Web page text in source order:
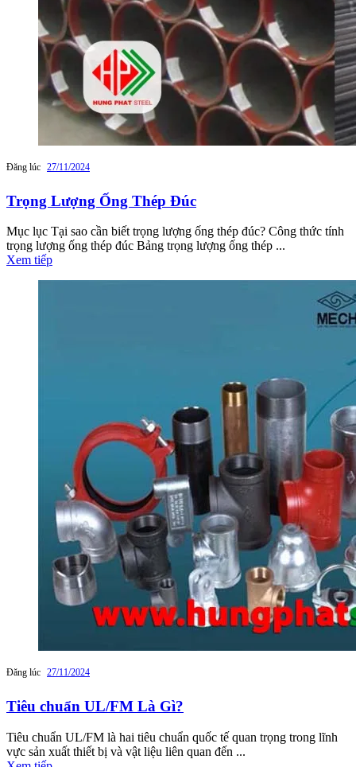
Đăng lúc 27/11/2024
Trọng Lượng Ống Thép Đúc
Mục lục Tại sao cần biết trọng lượng ống thép đúc? Công thức tính
trọng lượng ống thép đúc Bảng trọng lượng ống thép ...
Xem tiếp
Đăng lúc 27/11/2024
Tiêu chuẩn UL/FM Là Gì?
Tiêu chuẩn UL/FM là hai tiêu chuẩn quốc tế quan trọng trong lĩnh
vực sản xuất thiết bị và vật liệu liên quan đến ...